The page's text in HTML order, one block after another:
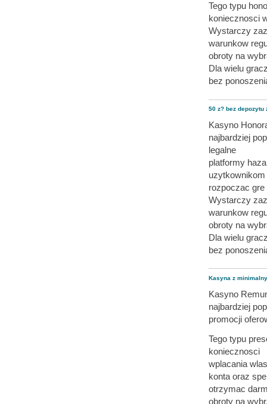
Tego typu
koniecznosci
Wystarczy
warunkow
obroty na
Dla wielu
bez
50 z? bez depozytu
Kasyno
najbardziej
legalne
platformy
uzytkownikom
rozpoczac
Wystarczy
warunkow
obroty na
Dla wielu
bez
Kasyna z
Kasyno
najbardziej
promocji
Tego typu
koniecznosci
wplacania
konta oraz
otrzymac
obroty na